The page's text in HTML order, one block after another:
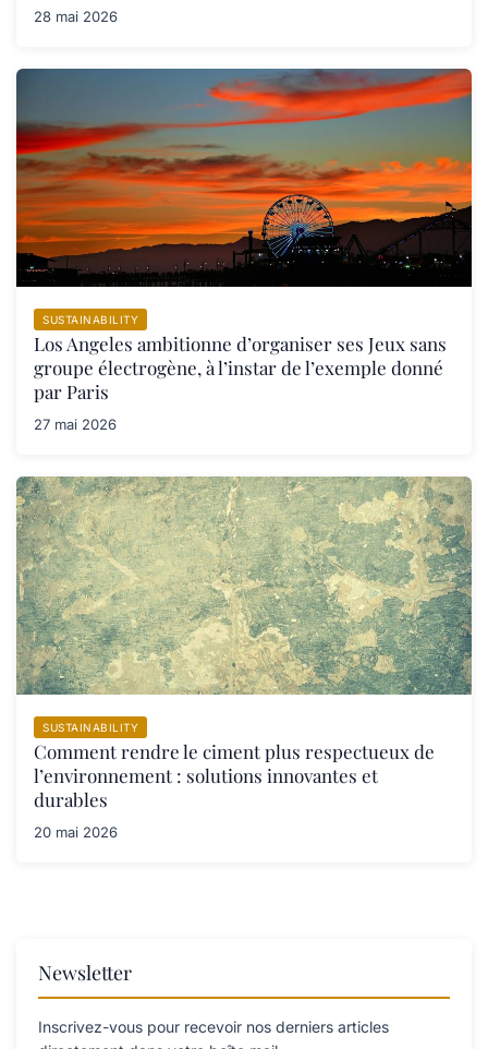
28 mai 2026
SUSTAINABILITY
Los Angeles ambitionne d’organiser ses Jeux sans
groupe électrogène, à l’instar de l’exemple donné
par Paris
27 mai 2026
SUSTAINABILITY
Comment rendre le ciment plus respectueux de
l’environnement : solutions innovantes et
durables
20 mai 2026
Newsletter
Inscrivez-vous pour recevoir nos derniers articles